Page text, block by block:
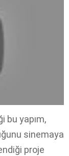
bu yapım,
sinemaya
proje